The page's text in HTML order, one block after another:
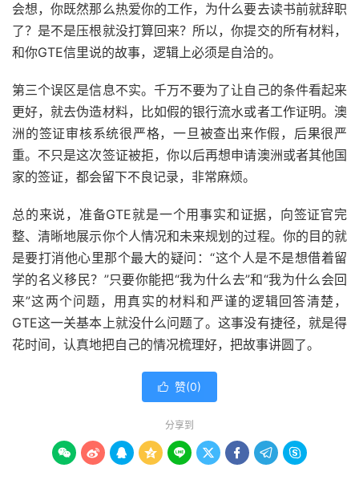
会想，你既然那么热爱你的工作，为什么要去读书前就辞职
了？是不是压根就没打算回来？所以，你提交的所有材料，
和你GTE信里说的故事，逻辑上必须是自洽的。
第三个误区是信息不实。千万不要为了让自己的条件看起来
更好，就去伪造材料，比如假的银行流水或者工作证明。澳
洲的签证审核系统很严格，一旦被查出来作假，后果很严
重。不只是这次签证被拒，你以后再想申请澳洲或者其他国
家的签证，都会留下不良记录，非常麻烦。
总的来说，准备GTE就是一个用事实和证据，向签证官完
整、清晰地展示你个人情况和未来规划的过程。你的目的就
是要打消他心里那个最大的疑问：“这个人是不是想借着留
学的名义移民？”只要你能把“我为什么去”和“我为什么会回
来”这两个问题，用真实的材料和严谨的逻辑回答清楚，
GTE这一关基本上就没什么问题了。这事没有捷径，就是得
花时间，认真地把自己的情况梳理好，把故事讲圆了。
 赞(0)
分享到
        